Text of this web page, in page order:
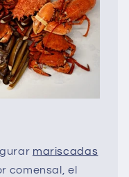
mariscadas
comensal, el